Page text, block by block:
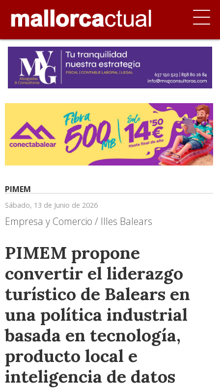
PIMEM
Sábado, 13 de Junio de 2026
Empresa y Comercio / Illes Balears
PIMEM propone
convertir el liderazgo
turístico de Balears en
una política industrial
basada en tecnología,
producto local e
inteligencia de datos